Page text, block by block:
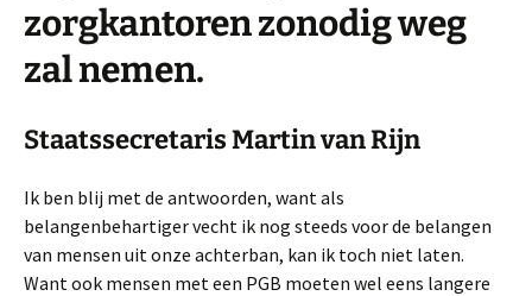
zorgkantoren zonodig weg
zal nemen.
Staatssecretaris Martin van Rijn
Ik ben blij met de antwoorden, want als
belangenbehartiger vecht ik nog steeds voor de belangen
van mensen uit onze achterban, kan ik toch niet laten.
Want ook mensen met een PGB moeten wel eens langere